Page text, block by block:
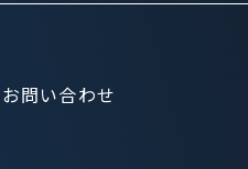
お問い合わせ